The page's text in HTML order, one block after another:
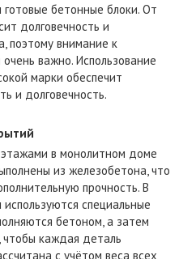
бетонные блоки. От
долговечность и
поэтому внимание к
очень важно. Использование
марки обеспечит
и долговечность.
в монолитном доме
из железобетона, что
прочность. В
специальные
бетоном, а затем
каждая деталь
с учётом веса всех